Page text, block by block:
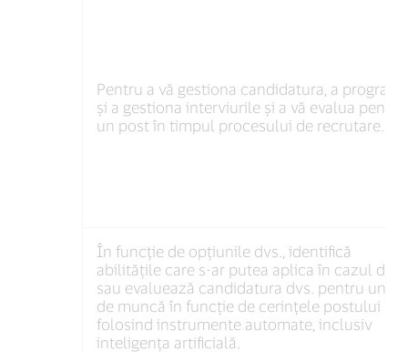
Information
and
How
Pentru a vă gestiona candidatura, a
și a gestiona interviurile și a vă evalua pentru
un post în timpul procesului de recrutare.
În funcție de opțiunile dvs., identifică
abilitățile care s-ar putea aplica în cazul dvs.
sau evaluează candidatura dvs. pentru un
de muncă în funcție de cerințele postului
folosind instrumente automate, inclusiv
inteligența artificială.